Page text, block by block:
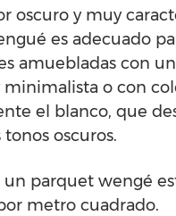
oscuro y muy
es adecuado
amuebladas con
o con
el blanco, que
oscuros.
un parquet wengé
metro cuadrado.